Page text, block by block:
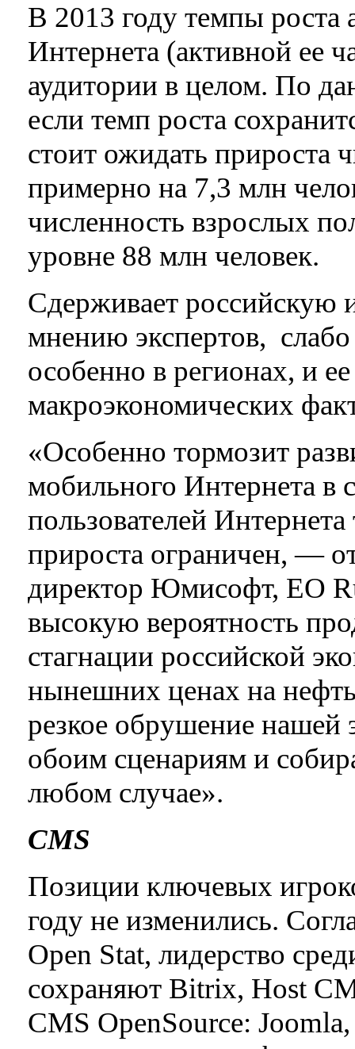
В 2013 году темпы роста
Интернета (активной ее
аудитории в целом. По
если темп роста
стоит ожидать прироста
примерно на 7,3 млн
численность взрослых
уровне 88 млн человек.
Сдерживает российскую
мнению экспертов, слабо
особенно в регионах, и
макроэкономических
«Особенно тормозит
мобильного Интернета в
пользователей
прироста ограничен, —
директор Юмисофт, EO
высокую вероятность
стагнации российской
нынешних ценах на
резкое обрушение
обоим сценариям и
любом случае».
CMS
Позиции ключевых
году не изменились.
Open Stat, лидерство
сохраняют Bitrix, Host
CMS OpenSource: